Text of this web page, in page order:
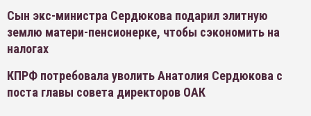
Сын экс-министра Сердюкова подарил элитную
землю матери-пенсионерке, чтобы сэкономить на
налогах
КПРФ потребовала уволить Анатолия Сердюкова с
поста главы совета директоров ОАК